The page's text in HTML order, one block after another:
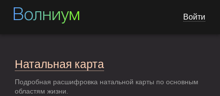
Волниум Войти
Натальная карта
Подробная расшифровка натальной карты по основным
областям жизни.